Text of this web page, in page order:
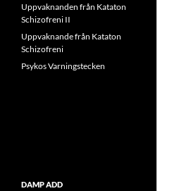
Uppvaknanden från Kataton
Schizofreni II
Uppvaknande från Kataton
Schizofreni
Psykos Varningstecken
DAMP ADD